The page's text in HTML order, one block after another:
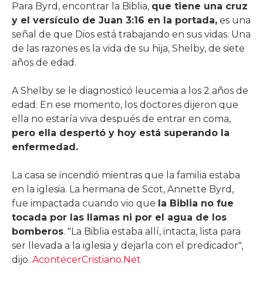
Para Byrd, encontrar la Biblia, que tiene una cruz
y el versículo de Juan 3:16 en la portada, es una
señal de que Dios está trabajando en sus vidas. Una
de las razones es la vida de su hija, Shelby, de siete
años de edad.
A Shelby se le diagnosticó leucemia a los 2 años de
edad. En ese momento, los doctores dijeron que
ella no estaría viva después de entrar en coma,
pero ella despertó y hoy está superando la
enfermedad.
La casa se incendió mientras que la familia estaba
en la iglesia. La hermana de Scot, Annette Byrd,
fue impactada cuando vio que la Biblia no fue
tocada por las llamas ni por el agua de los
bomberos. "La Biblia estaba allí, intacta, lista para
ser llevada a la iglesia y dejarla con el predicador",
dijo. AcontecerCristiano.Net